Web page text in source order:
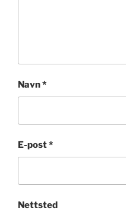
Navn*
E-post*
Nettsted